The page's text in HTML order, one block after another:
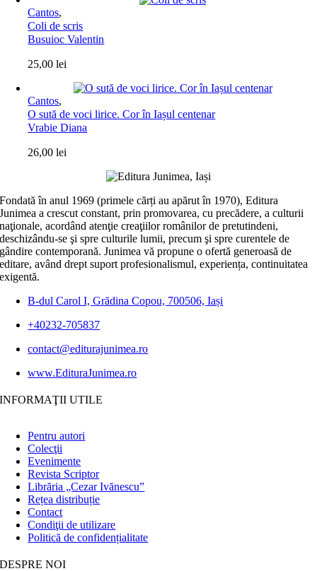
Cantos,
Coli de scris
Busuioc Valentin
25,00lei
Cantos,
O sută de voci lirice. Cor în Iașul centenar
Vrabie Diana
26,00lei
Fondată în anul 1969 (primele cărți au apărut în 1970), Editura
Junimea a crescut constant, prin promovarea, cu precădere, a culturii
naţionale, acordând atenţie creaţiilor românilor de pretutindeni,
deschizându-se şi spre culturile lumii, precum şi spre curentele de
gândire contemporană. Junimea vă propune o ofertă generoasă de
editare, având drept suport profesionalismul, experiența, continuitatea
exigentă.
B-dul Carol I, Grădina Copou, 700506, Iași
+40232-705837
contact@editurajunimea.ro
www.EdituraJunimea.ro
INFORMAŢII UTILE
Pentru autori
Colecţii
Evenimente
Revista Scriptor
Librăria „Cezar Ivănescu”
Rețea distribuție
Contact
Condiţii de utilizare
Politică de confidențialitate
DESPRE NOI